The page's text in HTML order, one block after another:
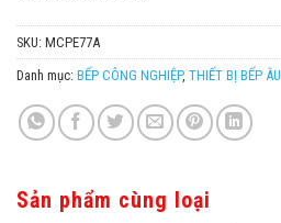
SKU: MCPE77A
Danh mục: BẾP CÔNG NGHIỆP, THIẾT BỊ BẾP ÂU
Sản phẩm cùng loại